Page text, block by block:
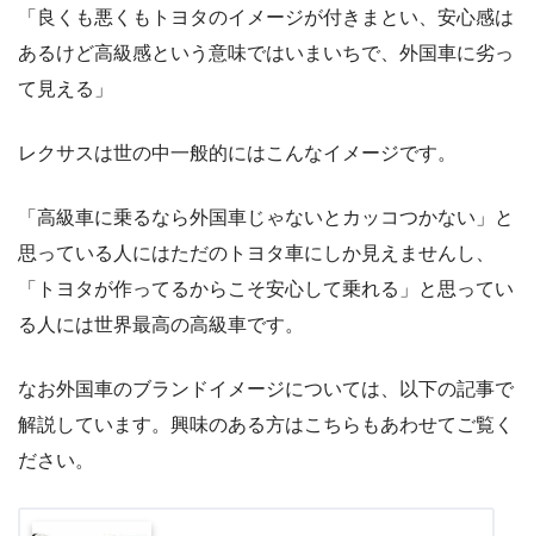
「良くも悪くもトヨタのイメージが付きまとい、安心感は
あるけど高級感という意味ではいまいちで、外国車に劣っ
て見える」
レクサスは世の中一般的にはこんなイメージです。
「高級車に乗るなら外国車じゃないとカッコつかない」と
思っている人にはただのトヨタ車にしか見えませんし、
「トヨタが作ってるからこそ安心して乗れる」と思ってい
る人には世界最高の高級車です。
なお外国車のブランドイメージについては、以下の記事で
解説しています。興味のある方はこちらもあわせてご覧く
ださい。